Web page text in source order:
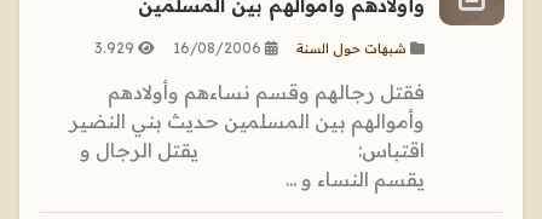
وأولادهم وأموالهم بين المسلمين
شبهات حول السنة 16/08/2006
3.929
فقتل رجالهم وقسم نساءهم وأولادهم
وأموالهم بين المسلمين حديث بني النضير
اقتباس: يقتل الرجال و
يقسم النساء و ...